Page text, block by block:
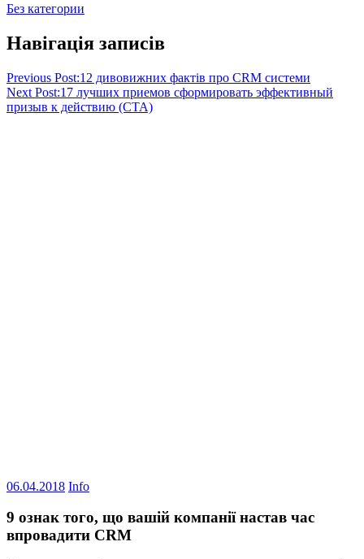
Без категории
Навігація записів
Previous Post:12 дивовижних фактів про CRM системи
Next Post:17 лучших приемов сформировать эффективный
призыв к действию (CTA)
06.04.2018 Info
9 ознак того, що вашій компанії настав час
впровадити CRM